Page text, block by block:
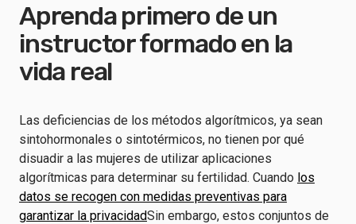
Aprenda primero de un
instructor formado en la
vida real
Las deficiencias de los métodos algorítmicos, ya sean
sintohormonales o sintotérmicos, no tienen por qué
disuadir a las mujeres de utilizar aplicaciones
algorítmicas para determinar su fertilidad. Cuando los
datos se recogen con medidas preventivas para
garantizar la privacidadSin embargo, estos conjuntos de